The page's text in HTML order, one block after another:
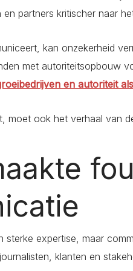
partners kritischer naar
kan onzekerheid
met autoriteitsopbouw
en autoriteit
moet ook het verhaal van
sterke expertise, maar
klanten en